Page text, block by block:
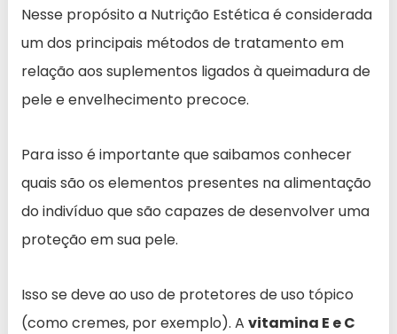
Nesse propósito a Nutrição Estética é considerada
um dos principais métodos de tratamento em
relação aos suplementos ligados à queimadura de
pele e envelhecimento precoce.
Para isso é importante que saibamos conhecer
quais são os elementos presentes na alimentação
do indivíduo que são capazes de desenvolver uma
proteção em sua pele.
Isso se deve ao uso de protetores de uso tópico
(como cremes, por exemplo). A vitamina E e C